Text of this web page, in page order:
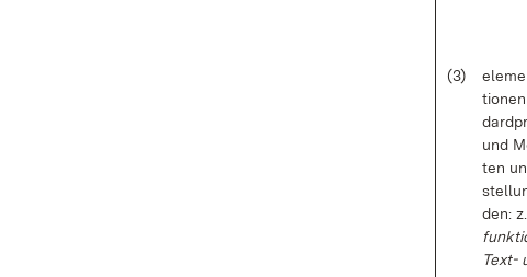
(3)
und
ten
den: z.
Text-